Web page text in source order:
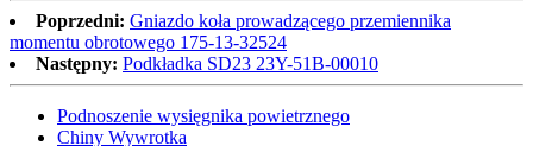
Poprzedni: Gniazdo koła prowadzącego przemiennika
momentu obrotowego 175-13-32524
Następny: Podkładka SD23 23Y-51B-00010
Podnoszenie wysięgnika powietrznego
Chiny Wywrotka